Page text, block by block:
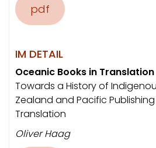
pdf
IM DETAIL
Oceanic Books in Translation
Towards a History of
Zealand and Pacific
Translation
Oliver Haag